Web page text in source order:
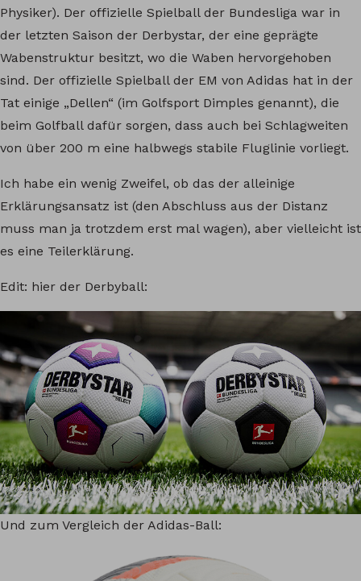
Physiker). Der offizielle Spielball der Bundesliga war in
der letzten Saison der Derbystar, der eine geprägte
Wabenstruktur besitzt, wo die Waben hervorgehoben
sind. Der offizielle Spielball der EM von Adidas hat in der
Tat einige „Dellen“ (im Golfsport Dimples genannt), die
beim Golfball dafür sorgen, dass auch bei Schlagweiten
von über 200 m eine halbwegs stabile Fluglinie vorliegt.
Ich habe ein wenig Zweifel, ob das der alleinige
Erklärungsansatz ist (den Abschluss aus der Distanz
muss man ja trotzdem erst mal wagen), aber vielleicht ist
es eine Teilerklärung.
Edit: hier der Derbyball:
Und zum Vergleich der Adidas-Ball: